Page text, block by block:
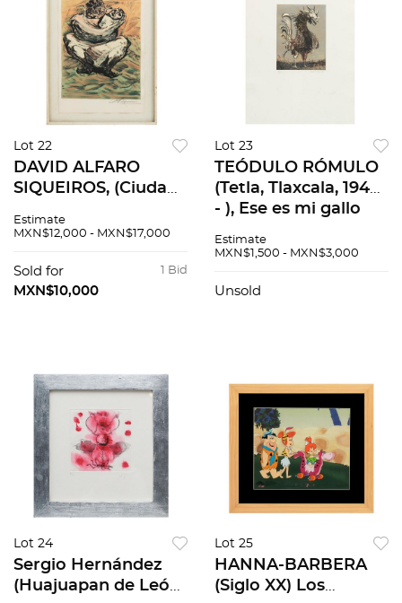
Lot 22
DAVID ALFARO
SIQUEIROS, (Ciudad
Cuernavaca,
título, de la suite
Prison Fantasies
Estimate
MXN$12,000 - MXN$17,000
1 Bid
Sold for
MXN$10,000
Lot 23
TEÓDULO RÓMULO
(Tetla, Tlaxcala, 1943
- ), Ese es mi gallo
aguatinta III / XV.
Estimate
MXN$1,500 - MXN$3,000
Unsold
Lot 24
Sergio Hernández
(Huajuapan de León,
Lot 25
HANNA-BARBERA
(Siglo XX) Los